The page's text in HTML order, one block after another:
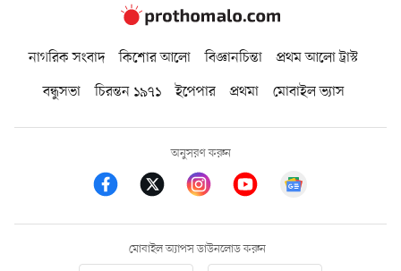
নাগরিক সংবাদ কিশোর আলো বিজ্ঞানচিন্তা
প্রথম আলো ট্রাস্ট
বন্ধুসভা
চিরন্তন ১৯৭১ ইপেপার প্রথমা মোবাইল ভ্যাস
অনুসরণ করুন
মোবাইল অ্যাপস ডাউনলোড করুন